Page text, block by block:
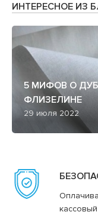
ИНТЕРЕСНОЕ ИЗ
5 МИФОВ О
ФЛИЗЕЛИНЕ
29 июля 2022